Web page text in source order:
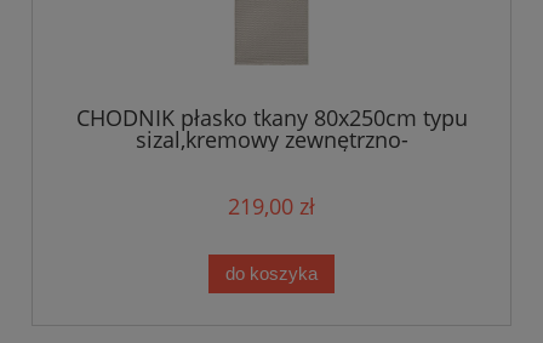
CHODNIK płasko tkany 80x250cm typu
sizal,kremowy zewnętrzno-
wewnętrzny,sznurkowy BT CARPET
219,00 zł
do koszyka